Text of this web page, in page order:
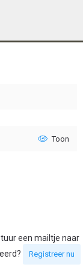
Toon
een mailtje naar
Registreer nu